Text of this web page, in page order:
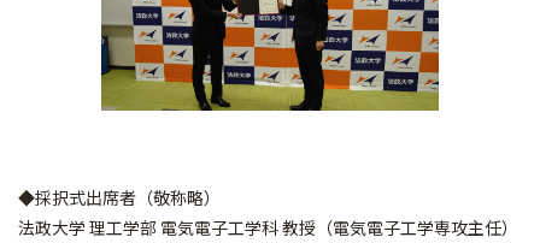
◆採択式出席者（敬称略）
法政大学 理工学部 電気電子工学科 教授（電気電子工学専攻主任）